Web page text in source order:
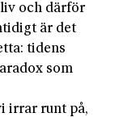
och därför
är det
tidens
som
irrar runt på,